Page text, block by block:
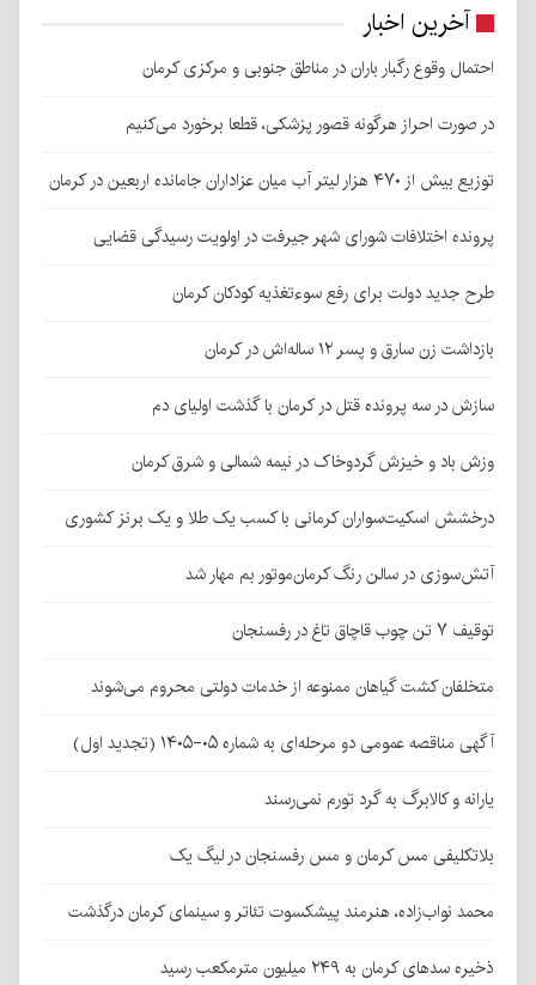
آخرین اخبار
احتمال وقوع رگبار باران در مناطق جنوبی و مرکزی کرمان
در صورت احراز هرگونه قصور پزشکی، قطعا برخورد می‌کنیم
توزیع بیش از ۴۷۰ هزار لیتر آب میان عزاداران جامانده اربعین در کرمان
پرونده اختلافات شورای شهر جیرفت در اولویت رسیدگی قضایی
طرح جدید دولت برای رفع سوءتغذیه کودکان کرمان
بازداشت زن سارق و پسر ۱۲ ساله‌اش در کرمان
سازش در سه پرونده قتل در کرمان با گذشت اولیای دم
وزش باد و خیزش گردوخاک در نیمه شمالی و شرق کرمان
درخشش اسکیت‌سواران کرمانی با کسب یک طلا و یک برنز کشوری
آتش‌سوزی در سالن رنگ کرمان‌موتور بم مهار شد
توقیف ۷ تن چوب قاچاق تاغ در رفسنجان
متخلفان کشت گیاهان ممنوعه از خدمات دولتی محروم می‌شوند
آگهی مناقصه عمومی دو مرحله‌ای به شماره ۰۵-۱۴۰۵ (تجدید اول)
یارانه و کالابرگ به گرد تورم نمی‌رسند
بلاتکلیفی مس کرمان و مس رفسنجان در لیگ یک
محمد نواب‌زاده، هنرمند پیشکسوت تئاتر و سینمای کرمان درگذشت
ذخیره سدهای کرمان به ۲۴۹ میلیون مترمکعب رسید